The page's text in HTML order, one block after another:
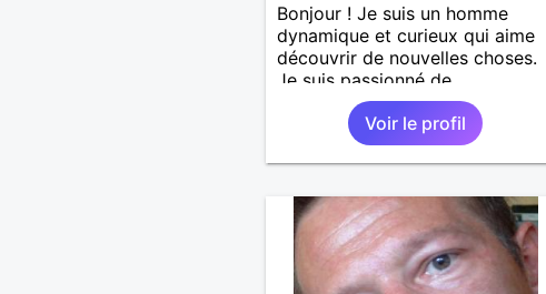
Bonjour ! Je suis un homme
dynamique et curieux qui aime
découvrir de nouvelles choses.
Je suis passionné de
sport,musique douce,ballade et
autres J'adore passer du temps
avec mes proches et partager
des moments inoubliables.
Voir le profil